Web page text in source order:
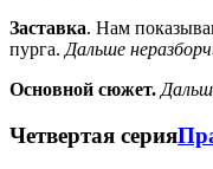
Заставка. Нам
пурга. Дальше
Основной сюжет.
Четвертая серия